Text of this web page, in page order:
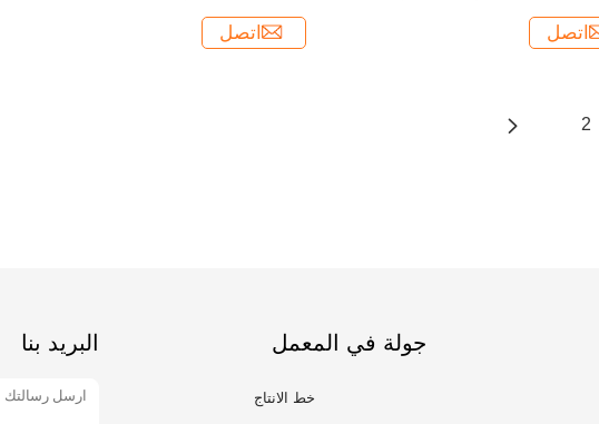
اتصل اتصل
2
جولة في المعمل
خط الانتاج
البريد بنا